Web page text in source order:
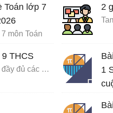
Toán lớp 7
môn Toán
THCS
Đáp án Mô đun 9 đầy đủ các môn
2
1